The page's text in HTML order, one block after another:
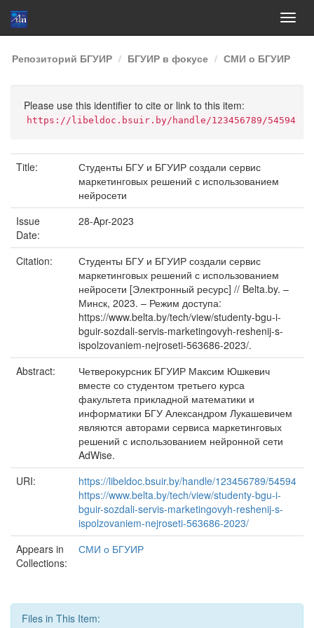
Skip
navigation
Репозиторий БГУИР БГУИР в фокусе СМИ о БГУИР
Please use this identifier to cite or link to this item:
https://libeldoc.bsuir.by/handle/123456789/54594
Title:
Студенты БГУ и БГУИР создали сервис
маркетинговых решений с использованием
нейросети
Issue
Date:
28-Apr-2023
Citation:
Студенты БГУ и БГУИР создали сервис
маркетинговых решений с использованием
нейросети [Электронный ресурс] // Belta.by. –
Минск, 2023. – Режим доступа:
https://www.belta.by/tech/view/studenty-bgu-i-
bguir-sozdali-servis-marketingovyh-reshenij-s-
ispolzovaniem-nejroseti-563686-2023/.
Abstract:
Четверокурсник БГУИР Максим Юшкевич
вместе со студентом третьего курса
факультета прикладной математики и
информатики БГУ Александром Лукашевичем
являются авторами сервиса маркетинговых
решений с использованием нейронной сети
AdWise.
URI:
https://libeldoc.bsuir.by/handle/123456789/54594
https://www.belta.by/tech/view/studenty-bgu-i-
bguir-sozdali-servis-marketingovyh-reshenij-s-
ispolzovaniem-nejroseti-563686-2023/
Appears in
Collections:
СМИ о БГУИР
Files in This Item: